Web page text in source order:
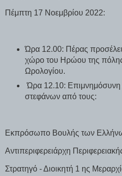
Πέμπτη 17 Νοεμβρίου 2022:
Ώρα 12.00: Πέρας
χώρο του Ηρώου της πόλης
Ωρολογίου.
Ώρα 12.10: Επιμνημόσυνη
στεφάνων από τους:
Εκπρόσωπο Βουλής των
Αντιπεριφερειάρχη
Στρατηγό - Διοικητή 1 ης